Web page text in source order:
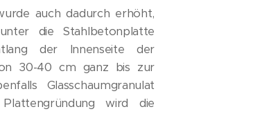
auch dadurch erhöht,
die Stahlbetonplatte
der Innenseite der
30-40 cm ganz bis zur
Glasschaumgranulat
wird die